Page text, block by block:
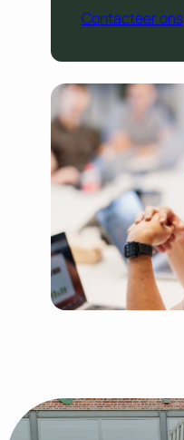
Contacteer ons